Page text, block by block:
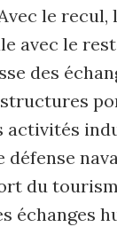
le recul,
avec le
des
activités
du
échanges